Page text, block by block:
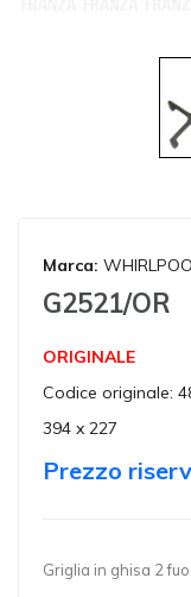
Marca:
G2521/OR
ORIGINALE
Codice originale:
394 x 227
Prezzo
Griglia in ghisa 2